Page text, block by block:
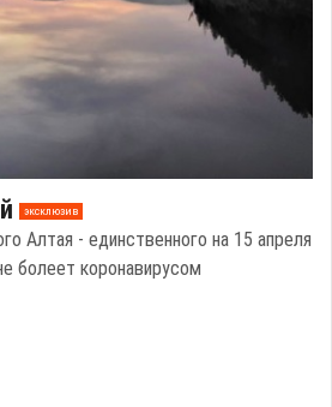
эксклюзив
Алтая - единственного на 15 апреля
болеет коронавирусом